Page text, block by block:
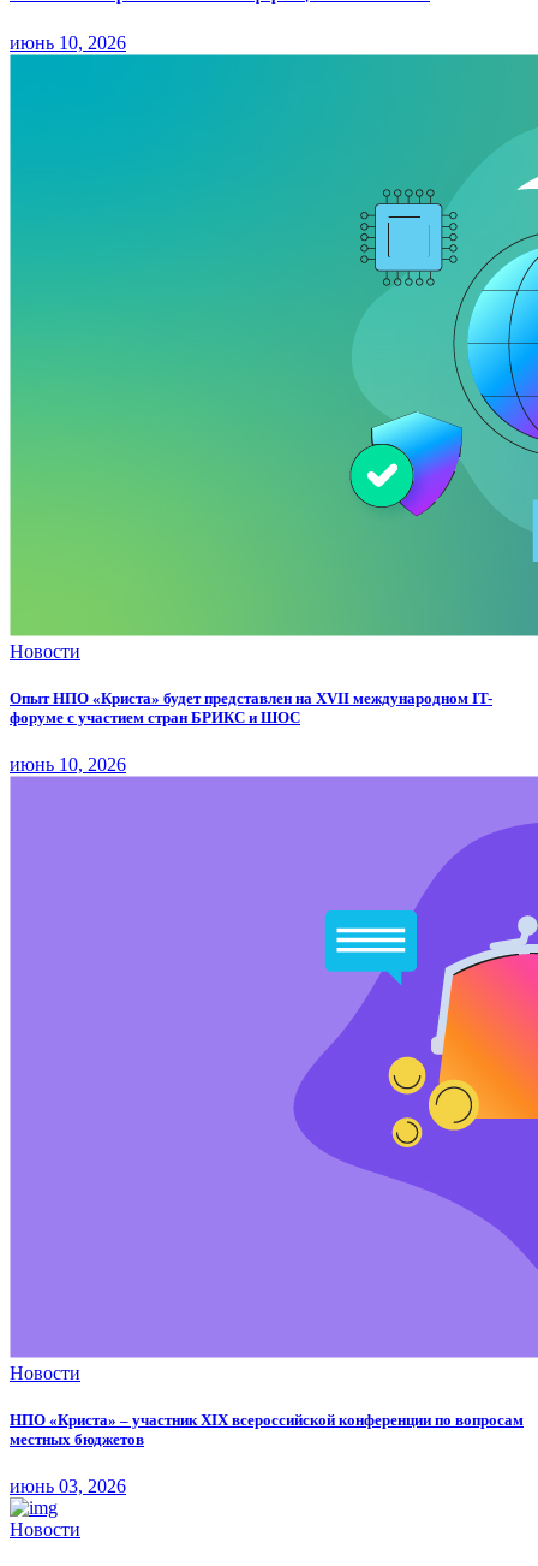
июнь 10, 2026
Новости
Опыт НПО «Криста» будет представлен на XVII международном IT-
форуме с участием стран БРИКС и ШОС
июнь 10, 2026
Новости
НПО «Криста» – участник XIX всероссийской конференции по вопросам
местных бюджетов
июнь 03, 2026
Новости